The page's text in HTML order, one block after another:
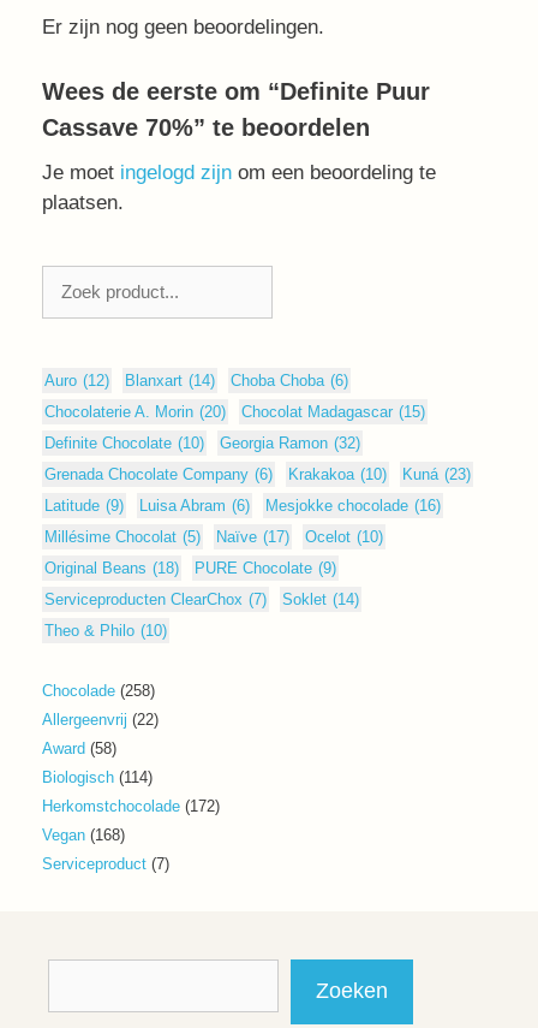
Er zijn nog geen beoordelingen.
Wees de eerste om “Definite Puur
Cassave 70%” te beoordelen
Je moet ingelogd zijn om een beoordeling te
plaatsen.
Auro (12) Blanxart (14) Choba Choba (6)
Chocolaterie A. Morin (20) Chocolat Madagascar (15)
Definite Chocolate (10) Georgia Ramon (32)
Grenada Chocolate Company (6) Krakakoa (10) Kuná (23)
Latitude (9) Luisa Abram (6) Mesjokke chocolade (16)
Millésime Chocolat (5) Naïve (17) Ocelot (10)
Original Beans (18) PURE Chocolate (9)
Serviceproducten ClearChox (7) Soklet (14)
Theo & Philo (10)
Chocolade 258258
producten
Allergeenvrij 2222
Award 5858
producten
Biologisch 114114
producten
Herkomstchocolade 172172
Vegan 168168
producten
Serviceproduct 77
Zoeken